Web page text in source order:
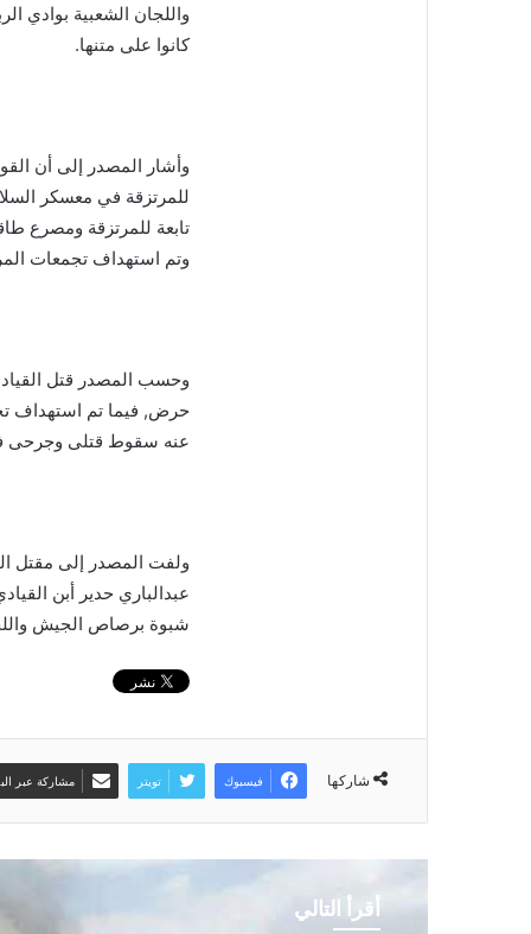
واللجان الشعبية بوادي
كانوا على متنها.
للمرتزقة في معسكر
تابعة للمرتزقة ومصرع
وتم استهداف تجمعات
وحسب المصدر قتل
حرض, فيما تم استهداف
عنه سقوط قتلى وجرحى
ولفت المصدر إلى مقتل
عبدالباري حدير أبن
شبوة برصاص الجيش
شاركها فيسبوك تويتر مشاركة عبر
أقرأ التالي